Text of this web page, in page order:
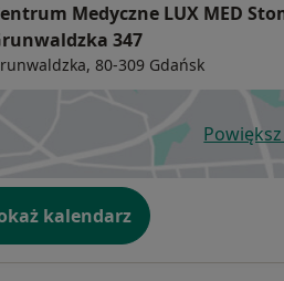
Medyczne LUX MED
347
80-309 Gdańsk
kalendarz